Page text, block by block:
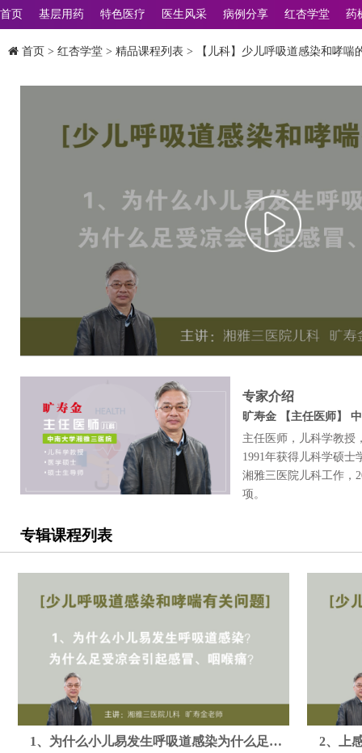
首页 基层用药 特色医疗 医生风采 病例分享 红杏学堂 药
首页 > 红杏学堂 > 精品课程列表 > 【儿科】少儿呼吸道感染和哮喘
专家介绍
旷寿金 【主任医师】
主任医师，儿科学教授
1991年获得儿科学硕士
湘雅三医院儿科工作，
项。
专辑课程列表
1、为什么小儿易发生呼吸道感染为什么足受凉会引起感冒、咽喉痛 2、上